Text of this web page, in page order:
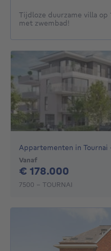
Tijdloze duurzame villa op
met zwembad!
Appartementen in
Vanaf
€ 178.000
7500 - TOURNAI